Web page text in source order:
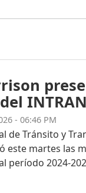
- 06:46 PM
de Tránsito y
este martes las
período 2024-